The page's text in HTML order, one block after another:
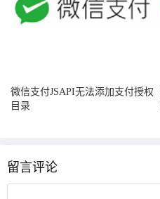
微信支付JSAPI无法添加支付授权
目录
留言评论